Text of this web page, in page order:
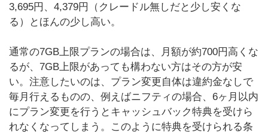
3,695円、4,379円（クレードル無しだと少し安くな
る）とほんの少し高い。
通常の7GB上限プランの場合は、月額が約700円高くな
るが、7GB上限があっても構わない方はその方が安
い。注意したいのは、プラン変更自体は違約金なしで
毎月行えるものの、例えばニフティの場合、6ヶ月以内
にプラン変更を行うとキャッシュバック特典を受けら
れなくなってしまう。このように特典を受けられる条